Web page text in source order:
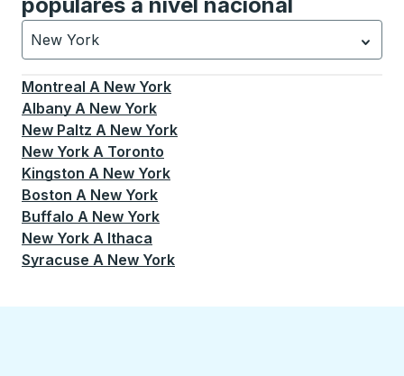
New York
Currently selected: New York.La selección está
Montreal A New York
Albany A New York
New Paltz A New York
New York A Toronto
Kingston A New York
Boston A New York
Buffalo A New York
New York A Ithaca
Syracuse A New York